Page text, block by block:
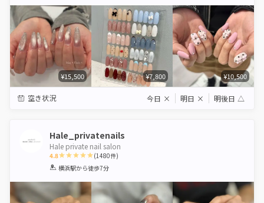
¥15,500 ¥7,800 ¥10,500
空き状況 今日 × 明日 × 明後日 △
Hale_privatenails
Hale private nail salon
4.8
1 2 3 4 5
(1480件)
横浜駅から徒歩7分